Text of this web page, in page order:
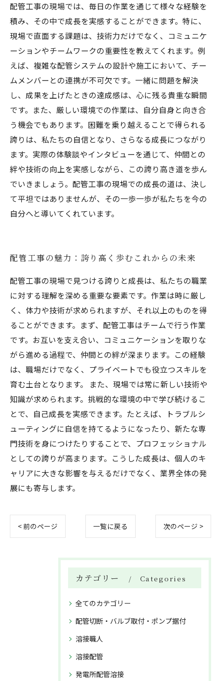
配管工事の現場では、毎日の作業を通じて様々な経験を
積み、その中で成長を実感することができます。特に、
現場で直面する課題は、技術力だけでなく、コミュニケ
ーションやチームワークの重要性を教えてくれます。例
えば、複雑な配管システムの設計や施工において、チー
ムメンバーとの連携が不可欠です。一緒に問題を解決
し、成果を上げたときの達成感は、心に残る貴重な瞬間
です。また、厳しい環境での作業は、自分自身と向き合
う機会でもあります。困難を乗り越えることで得られる
誇りは、私たちの自信となり、さらなる成長につながり
ます。実際の体験談やインタビューを通じて、仲間との
絆や技術の向上を実感しながら、この誇り高き道を歩ん
でいきましょう。配管工事の現場での成長の道は、決し
て平坦ではありませんが、その一歩一歩が私たちを今の
自分へと導いてくれています。
配管工事の魅力：誇り高く歩むこれからの未来
配管工事の現場で見つける誇りと成長は、私たちの職業
に対する理解を深める重要な要素です。作業は時に厳し
く、体力や技術が求められますが、それ以上のものを得
ることができます。まず、配管工事はチームで行う作業
です。お互いを支え合い、コミュニケーションを取りな
がら進める過程で、仲間との絆が深まります。この経験
は、職場だけでなく、プライベートでも役立つスキルを
育む土台となります。 また、現場では常に新しい技術や
知識が求められます。挑戦的な環境の中で学び続けるこ
とで、自己成長を実感できます。たとえば、トラブルシ
ューティングに自信を持てるようになったり、新たな専
門技術を身につけたりすることで、プロフェッショナル
としての誇りが高まります。こうした成長は、個人のキ
ャリアに大きな影響を与えるだけでなく、業界全体の発
展にも寄与します。
< 前のページ 一覧に戻る 次のページ >
カテゴリー Categories
全てのカテゴリー
配管切断・バルブ取付・ポンプ据付
溶接職人
溶接配管
発電所配管溶接